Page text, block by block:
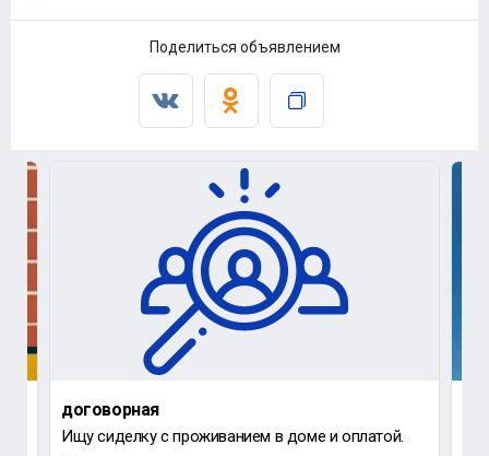
Поделиться объявлением
договорная
Ищу сиделку с проживанием в доме и оплатой.